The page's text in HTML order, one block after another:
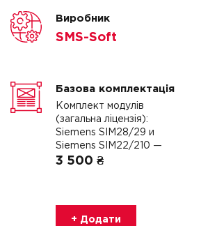
Виробник
SMS-Soft
Базова комплектація
Комплект модулів
(загальна ліцензія):
Siemens SIM28/29 и
Siemens SIM22/210 —
3 500 ₴
+ Додати